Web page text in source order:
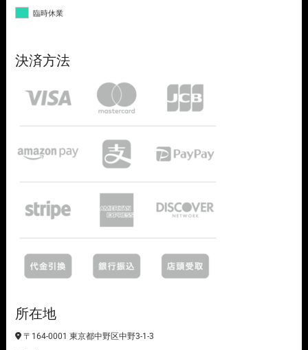
臨時休業
決済方法
所在地
〒164-0001 東京都中野区中野3-1-3